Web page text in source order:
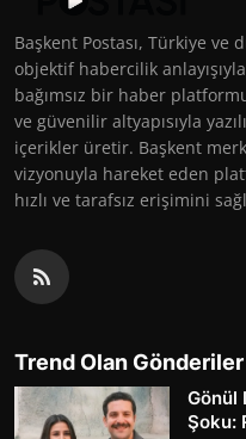
Başkent Postası, Türkiye
objektif habercilik
bağımsız bir haber
ve güvenilir altyapısıyla
içerikler üretir. Başkent
vizyonuyla hareket eden
hızlı ve tarafsız erişimini
Trend Olan Gönderiler
Gönül
Şoku: